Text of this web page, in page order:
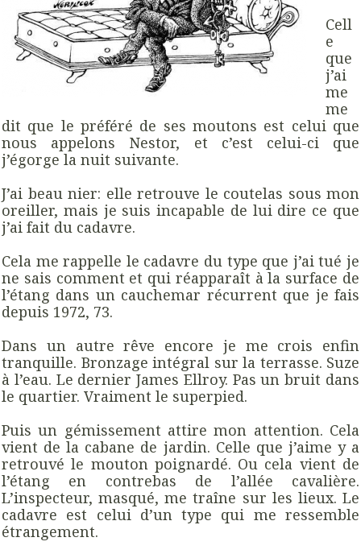
Cell
e
que
j’ai
me
me
dit que le préféré de ses moutons est celui que
nous appelons Nestor, et c’est celui-ci que
j’égorge la nuit suivante.
J’ai beau nier: elle retrouve le coutelas sous mon
oreiller, mais je suis incapable de lui dire ce que
j’ai fait du cadavre.
Cela me rappelle le cadavre du type que j’ai tué je
ne sais comment et qui réapparaît à la surface de
l’étang dans un cauchemar récurrent que je fais
depuis 1972, 73.
Dans un autre rêve encore je me crois enfin
tranquille. Bronzage intégral sur la terrasse. Suze
à l’eau. Le dernier James Ellroy. Pas un bruit dans
le quartier. Vraiment le superpied.
Puis un gémissement attire mon attention. Cela
vient de la cabane de jardin. Celle que j’aime y a
retrouvé le mouton poignardé. Ou cela vient de
l’étang en contrebas de l’allée cavalière.
L’inspecteur, masqué, me traîne sur les lieux. Le
cadavre est celui d’un type qui me ressemble
étrangement.